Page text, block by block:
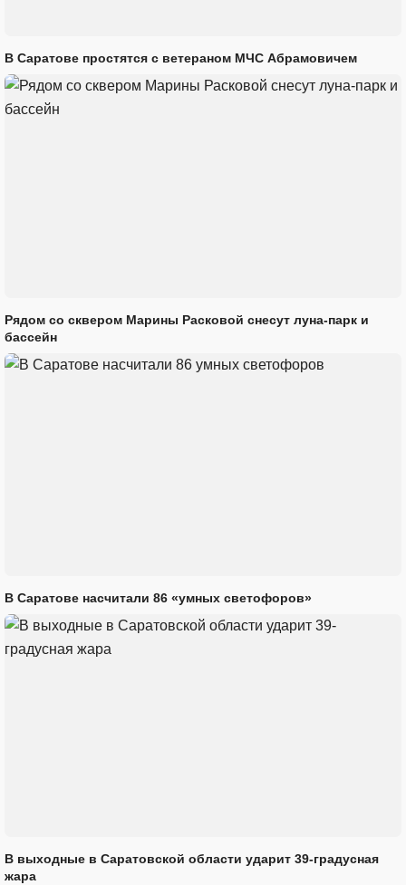
В Саратове простятся с ветераном МЧС Абрамовичем
Рядом со сквером Марины Расковой снесут луна-парк и
бассейн
В Саратове насчитали 86 «умных светофоров»
В выходные в Саратовской области ударит 39-градусная
жара